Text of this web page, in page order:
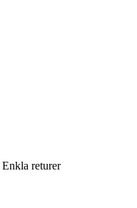
Enkla returer